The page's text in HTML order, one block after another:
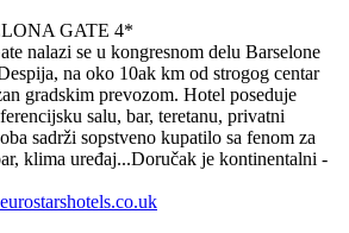
GATE 4*
nalazi se u kongresnom delu Barselone
na oko 10ak km od strogog centar
gradskim prevozom. Hotel poseduje
salu, bar, teretanu, privatni
sadrži sopstveno kupatilo sa fenom za
klima uređaj...Doručak je kontinentalni -